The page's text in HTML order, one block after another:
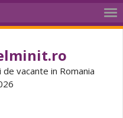
vacante in Romania